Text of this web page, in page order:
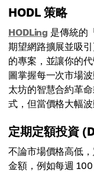
HODL 策略
HODLing 是傳統的
期望網路擴展並吸
的專案，並讓你的
圖掌握每一次市場
太坊的智慧合約革
式，但當價格大幅
定期定額投資
不論市場價格高低，
金額，例如每週